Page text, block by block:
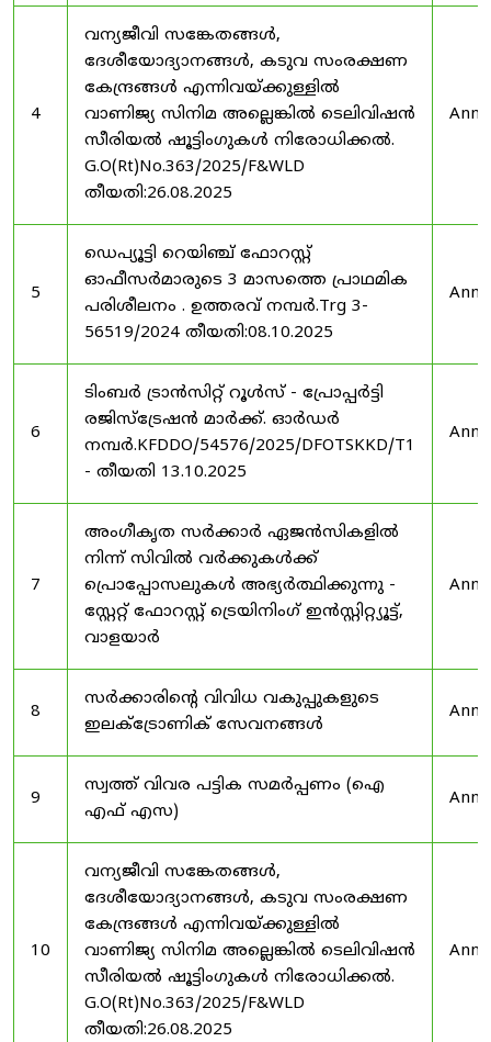
4
വന്യജീവി സങ്കേതങ്ങൾ,
ദേശീയോദ്യാനങ്ങൾ, കടുവ സംരക്ഷണ
കേന്ദ്രങ്ങൾ എന്നിവയ്ക്കുള്ളിൽ
വാണിജ്യ സിനിമ അല്ലെങ്കിൽ ടെലിവിഷൻ
സീരിയൽ ഷൂട്ടിംഗുകൾ നിരോധിക്കൽ.
G.O(Rt)No.363/2025/F&WLD
തീയതി:26.08.2025
5
ഡെപ്യൂട്ടി റെയിഞ്ച് ഫോറസ്റ്റ്
ഓഫീസർമാരുടെ 3 മാസത്തെ പ്രാഥമിക
പരിശീലനം . ഉത്തരവ് നമ്പർ.Trg 3-
56519/2024 തീയതി:08.10.2025
6
ടിംബർ ട്രാൻസിറ്റ് റൂൾസ് - പ്രോപ്പർട്ടി
രജിസ്ട്രേഷൻ മാർക്ക്. ഓർഡർ
നമ്പർ.KFDDO/54576/2025/DFOTSKKD/T1
- തീയതി 13.10.2025
7
അംഗീകൃത സർക്കാർ ഏജൻസികളിൽ
നിന്ന് സിവിൽ വർക്കുകൾക്ക്
പ്രൊപ്പോസലുകൾ അഭ്യർത്ഥിക്കുന്നു -
സ്റ്റേറ്റ് ഫോറസ്റ്റ് ട്രെയിനിംഗ് ഇൻസ്റ്റിറ്റ്യൂട്ട്,
വാളയാർ
8
സർക്കാരിന്റെ വിവിധ വകുപ്പുകളുടെ
ഇലക്ട്രോണിക് സേവനങ്ങൾ
9
സ്വത്ത് വിവര പട്ടിക സമർപ്പണം (ഐ
എഫ് എസ)
10
വന്യജീവി സങ്കേതങ്ങൾ,
ദേശീയോദ്യാനങ്ങൾ, കടുവ സംരക്ഷണ
കേന്ദ്രങ്ങൾ എന്നിവയ്ക്കുള്ളിൽ
വാണിജ്യ സിനിമ അല്ലെങ്കിൽ ടെലിവിഷൻ
സീരിയൽ ഷൂട്ടിംഗുകൾ നിരോധിക്കൽ.
G.O(Rt)No.363/2025/F&WLD
തീയതി:26.08.2025